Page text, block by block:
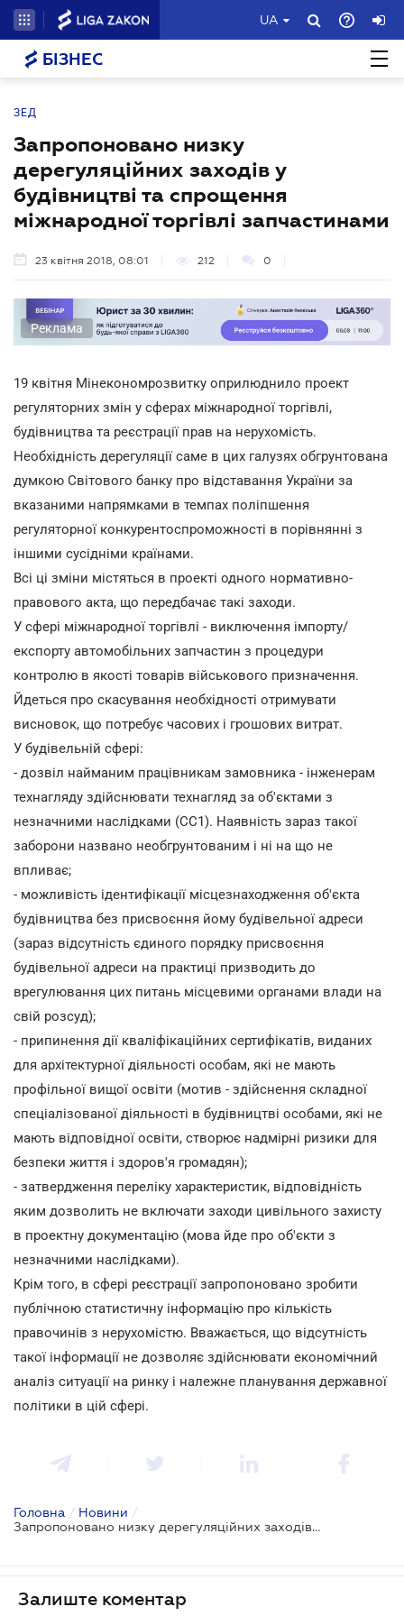
UA
БІЗНЕС
ЗЕД
Запропоновано низку
дерегуляційних заходів у
будівництві та спрощення
міжнародної торгівлі запчастинами
23 квітня 2018, 08:01 212 0
Реклама
19 квітня Мінекономрозвитку оприлюднило проект
регуляторних змін у сферах міжнародної торгівлі,
будівництва та реєстрації прав на нерухомість.
Необхідність дерегуляції саме в цих галузях обгрунтована
думкою Світового банку про відставання України за
вказаними напрямками в темпах поліпшення
регуляторної конкурентоспроможності в порівнянні з
іншими сусідніми країнами.
Всі ці зміни містяться в проекті одного нормативно-
правового акта, що передбачає такі заходи.
У сфері міжнародної торгівлі - виключення імпорту/
експорту автомобільних запчастин з процедури
контролю в якості товарів військового призначення.
Йдеться про скасування необхідності отримувати
висновок, що потребує часових і грошових витрат.
У будівельній сфері:
- дозвіл найманим працівникам замовника - інженерам
технагляду здійснювати технагляд за об'єктами з
незначними наслідками (СС1). Наявність зараз такої
заборони названо необгрунтованим і ні на що не
впливає;
- можливість ідентифікації місцезнаходження об'єкта
будівництва без присвоєння йому будівельної адреси
(зараз відсутність єдиного порядку присвоєння
будівельної адреси на практиці призводить до
врегулювання цих питань місцевими органами влади на
свій розсуд);
- припинення дії кваліфікаційних сертифікатів, виданих
для архітектурної діяльності особам, які не мають
профільної вищої освіти (мотив - здійснення складної
спеціалізованої діяльності в будівництві особами, які не
мають відповідної освіти, створює надмірні ризики для
безпеки життя і здоров'я громадян);
- затвердження переліку характеристик, відповідність
яким дозволить не включати заходи цивільного захисту
в проектну документацію (мова йде про об'єкти з
незначними наслідками).
Крім того, в сфері реєстрації запропоновано зробити
публічною статистичну інформацію про кількість
правочинів з нерухомістю. Вважається, що відсутність
такої інформації не дозволяє здійснювати економічний
аналіз ситуації на ринку і належне планування державної
політики в цій сфері.
Головна / Новини /
Запропоновано низку дерегуляційних заходів у будівництві та спрощення міжнародної торгівлі запчастинами
Залиште коментар